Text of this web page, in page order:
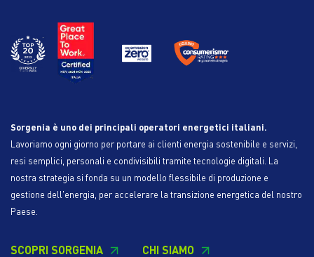
Sorgenia è uno dei principali operatori energetici italiani.
Lavoriamo ogni giorno per portare ai clienti energia sostenibile e servizi,
resi semplici, personali e condivisibili tramite tecnologie digitali. La
nostra strategia si fonda su un modello flessibile di produzione e
gestione dell'energia, per accelerare la transizione energetica del nostro
Paese.
SCOPRI SORGENIA
CHI SIAMO